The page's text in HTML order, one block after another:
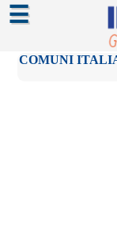
☰
COMUNI